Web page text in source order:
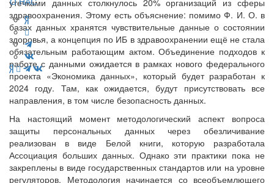
здравоохранения. Этому есть объяснение: помимо Ф. И. О. в
базах данных хранятся чувствительные данные о состоянии
здоровья, а концепция по ИБ в здравоохранении ещё не стала
обязательным работающим актом. Объединение подходов к
работе с данными ожидается в рамках нового федерального
проекта «Экономика данных», который будет разработан к
2024 году. Там, как ожидается, будут присутствовать все
направления, в том числе безопасность данных.
На настоящий момент методологический аспект вопроса
защиты персональных данных через обезличивание
реализован в виде Белой книги, которую разработала
Ассоциация больших данных. Однако эти практики пока не
закреплены в виде государственных стандартов или на уровне
регуляторов. Методология начинается со всеобъемлющего